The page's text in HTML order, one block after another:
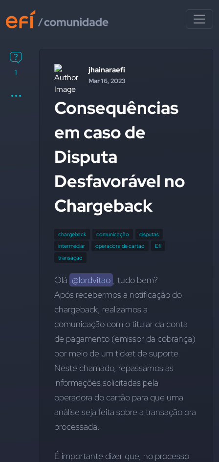
1 jhainaraefi
Mar 16, 2023
Consequências
em caso de
Disputa
Desfavorável no
Chargeback
chargeback comunicação
disputas
intermediar
operadora de cartao
Efí
transação
Olá @lordvitao , tudo bem?
Após recebermos a notificação do
chargeback, realizamos a
comunicação com o titular da conta
de pagamento (emissor da cobrança)
por meio de um ticket de suporte.
Neste chamado, repassamos as
informações solicitadas pela
operadora do cartão para que uma
análise seja feita sobre a transação ora
processada.
É importante dizer que, no processo